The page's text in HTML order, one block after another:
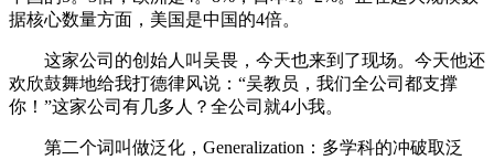
据核心数量方面，美国是中国的4倍。
这家公司的创始人叫吴畏，今天也来到了现场。今天他还
欢欣鼓舞地给我打德律风说：“吴教员，我们全公司都支撑
你！”这家公司有几多人？全公司就4小我。
第二个词叫做泛化，Generalization：多学科的冲破取泛